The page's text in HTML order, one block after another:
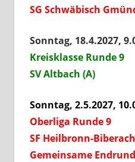
SG Schwäbisch
Sonntag, 18.4.2027,
Kreisklasse Runde 9
SV Altbach (A)
Sonntag, 2.5.2027,
Oberliga Runde 9
SF Heilbronn-
Gemeinsame